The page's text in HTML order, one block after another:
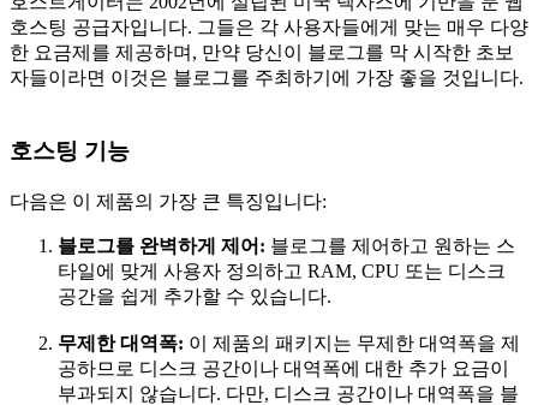
호스팅 공급자입니다. 그들은 각 사용자들에게 맞는 매우 다양
한 요금제를 제공하며, 만약 당신이 블로그를 막 시작한 초보
자들이라면 이것은 블로그를 주최하기에 가장 좋을 것입니다.
호스팅 기능
다음은 이 제품의 가장 큰 특징입니다:
블로그를 완벽하게 제어: 블로그를 제어하고 원하는 스
타일에 맞게 사용자 정의하고 RAM, CPU 또는 디스크
공간을 쉽게 추가할 수 있습니다.
무제한 대역폭: 이 제품의 패키지는 무제한 대역폭을 제
공하므로 디스크 공간이나 대역폭에 대한 추가 요금이
부과되지 않습니다. 다만, 디스크 공간이나 대역폭을 블